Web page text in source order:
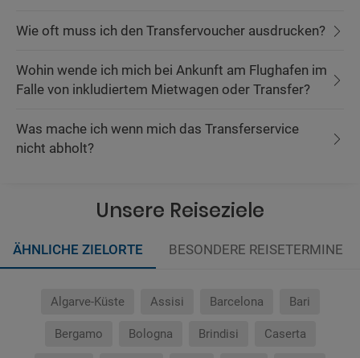
Wie oft muss ich den Transfervoucher ausdrucken?
Wohin wende ich mich bei Ankunft am Flughafen im
Falle von inkludiertem Mietwagen oder Transfer?
Was mache ich wenn mich das Transferservice
nicht abholt?
Unsere Reiseziele
ÄHNLICHE ZIELORTE BESONDERE REISETERMINE
Algarve-Küste Assisi Barcelona Bari
Bergamo Bologna Brindisi Caserta